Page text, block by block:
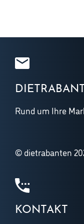
Rund um Ihre
© dietrabanten
KONTAKT